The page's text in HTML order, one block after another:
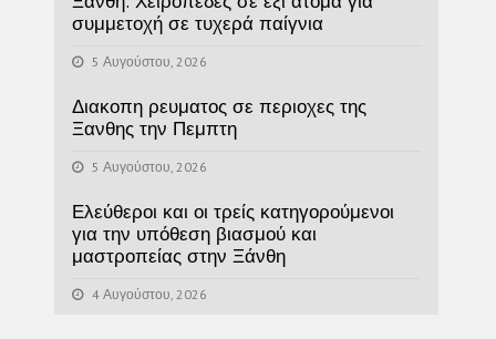
συμμετοχή σε τυχερά παίγνια
5 Αυγούστου, 2026
Διακοπη ρευματος σε περιοχες της
Ξανθης την Πεμπτη
5 Αυγούστου, 2026
Ελεύθεροι και οι τρείς κατηγορούμενοι
για την υπόθεση βιασμού και
μαστροπείας στην Ξάνθη
4 Αυγούστου, 2026